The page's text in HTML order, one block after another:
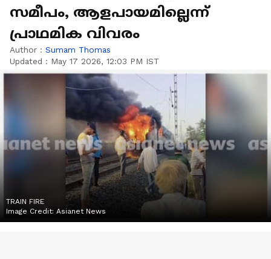
സമീപം, ആളപായമില്ലെന്ന്
പ്രാഥമിക വിവരം
Author : Sumam Thomas
Updated : May 17 2026, 12:03 PM IST
TRAIN FIRE
Image Credit: Asianet News